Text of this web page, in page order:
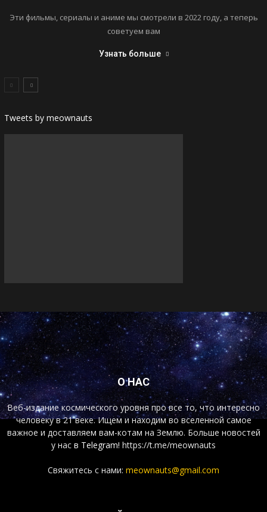
Эти фильмы, сериалы и аниме мы смотрели в 2022 году, а теперь
советуем вам
Узнать больше
Tweets by meownauts
О НАС
Веб-издание космического уровня про все то, что интересно
человеку в 21 веке. Ищем и находим во вселенной самое
важное и доставляем вам-котам на Землю. Больше новостей
у нас в Telegram! https://t.me/meownauts
Свяжитесь с нами: meownauts@gmail.com